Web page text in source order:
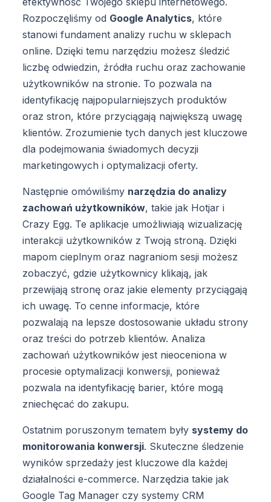
Rozpoczęliśmy od Google Analytics, które
stanowi fundament analizy ruchu w sklepach
online. Dzięki temu narzędziu możesz śledzić
liczbę odwiedzin, źródła ruchu oraz zachowanie
użytkowników na stronie. To pozwala na
identyfikację najpopularniejszych produktów
oraz stron, które przyciągają największą uwagę
klientów. Zrozumienie tych danych jest kluczowe
dla podejmowania świadomych decyzji
marketingowych i optymalizacji oferty.
Następnie omówiliśmy narzędzia do analizy
zachowań użytkowników, takie jak Hotjar i
Crazy Egg. Te aplikacje umożliwiają wizualizację
interakcji użytkowników z Twoją stroną. Dzięki
mapom cieplnym oraz nagraniom sesji możesz
zobaczyć, gdzie użytkownicy klikają, jak
przewijają stronę oraz jakie elementy przyciągają
ich uwagę. To cenne informacje, które
pozwalają na lepsze dostosowanie układu strony
oraz treści do potrzeb klientów. Analiza
zachowań użytkowników jest nieoceniona w
procesie optymalizacji konwersji, ponieważ
pozwala na identyfikację barier, które mogą
zniechęcać do zakupu.
Ostatnim poruszonym tematem były systemy do
monitorowania konwersji. Skuteczne śledzenie
wyników sprzedaży jest kluczowe dla każdej
działalności e-commerce. Narzędzia takie jak
Google Tag Manager czy systemy CRM